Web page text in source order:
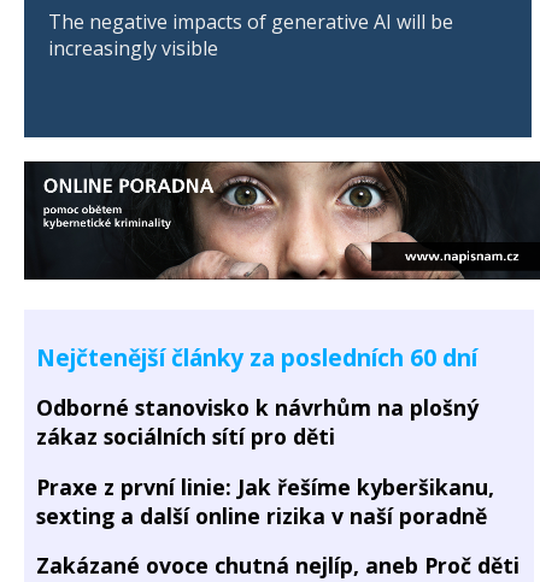
The negative impacts of generative AI will be
increasingly visible
Nejčtenější články za posledních 60 dní
Odborné stanovisko k návrhům na plošný
zákaz sociálních sítí pro děti
Praxe z první linie: Jak řešíme kyberšikanu,
sexting a další online rizika v naší poradně
Zakázané ovoce chutná nejlíp, aneb Proč děti